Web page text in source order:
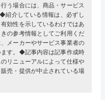
う場合には、商品・サービス
紹介している情報は、必ずし
効性を示しているわけではあ
の参考情報としてご利用くだ
メーカーやサービス事業者の
す。◆記事内容は記事作成時
リニューアルによって仕様や
売・提供が中止されている場